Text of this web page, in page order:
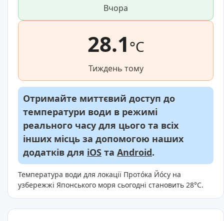
Вчора
28.1°C
Тиждень тому
Отримайте миттєвий доступ до
температури води в режимі
реального часу для цього та всіх
інших місць за допомогою наших
додатків для iOS та Android.
Температура води для локації Прото́ка Йо́су на
узбережжі Японського моря сьогодні становить 28°C.